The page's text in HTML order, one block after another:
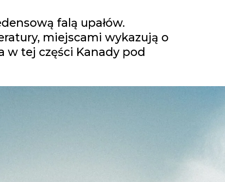
falą upałów.
miejscami wykazują o
w tej części Kanady pod